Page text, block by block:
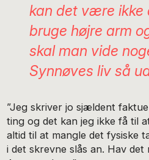
kan det være ikke
bruge højre arm
skal man vide
Synnøves liv så
”Jeg skriver jo sjældent
ting og det kan jeg ikke få til
altid til at mangle det fysiske
i det skrevne slås an. Hav